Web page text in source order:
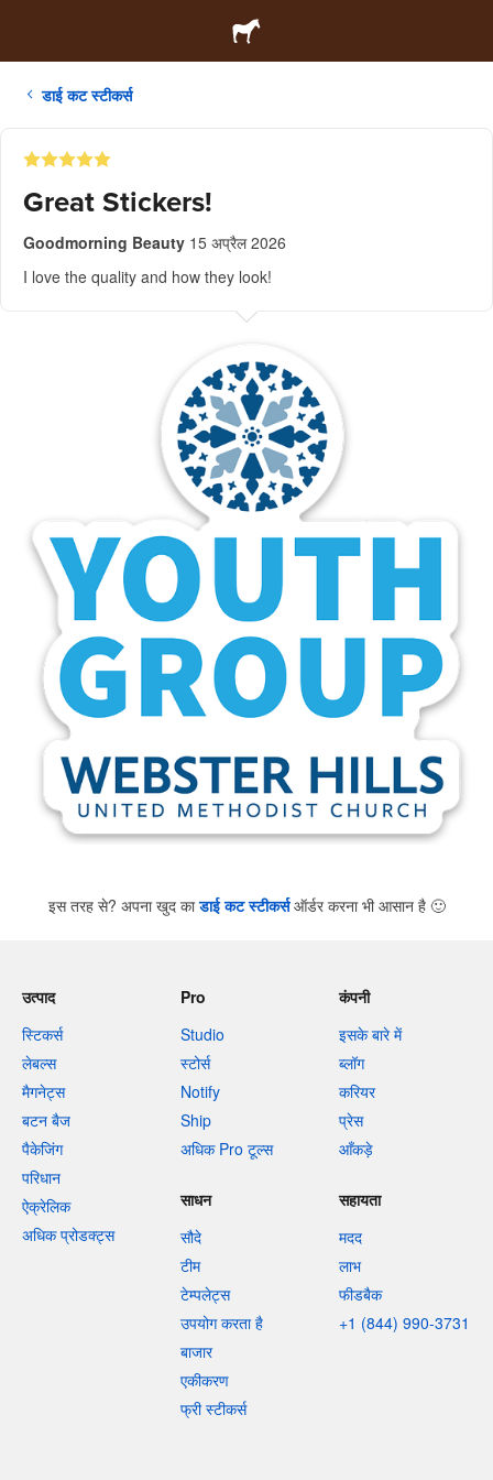
डाई कट स्टीकर्स
Great Stickers!
Goodmorning Beauty 15 अप्रैल 2026
I love the quality and how they look!
इस तरह से? अपना खुद काडाई कट स्टीकर्सऑर्डर करना भी आसान है 🙂
उत्पाद
स्टिकर्स
लेबल्स
मैगनेट्स
बटन बैज
पैकेजिंग
परिधान
ऐक्रेलिक
अधिक प्रोडक्ट्स
Pro
Studio
स्टोर्स
Notify
Ship
अधिक Pro टूल्स
कंपनी
इसके बारे में
ब्लॉग
करियर
प्रेस
आँकड़े
साधन
सौदे
टीम
टेम्पलेट्स
उपयोग करता है
बाजार
एकीकरण
फ्री स्टीकर्स
सहायता
मदद
लाभ
फीडबैक
+1 (844) 990-3731